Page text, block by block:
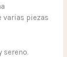
varias piezas
sereno.